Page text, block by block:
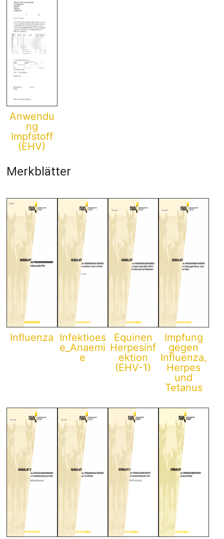
Anwendu
ng
Impfstoff
(EHV)
Merkblätter
Influenza Infektioes
e_Anaemi
e
Equinen
Herpesinf
ektion
(EHV-1)
Impfung
gegen
Influenza,
Herpes
und
Tetanus